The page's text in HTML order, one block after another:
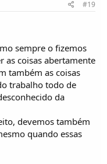
#19
sempre o fizemos
as coisas abertamente
também as coisas
trabalho todo de
da
devemos também
quando essas